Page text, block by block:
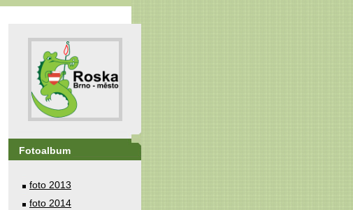
Fotoalbum
foto 2013
foto 2014